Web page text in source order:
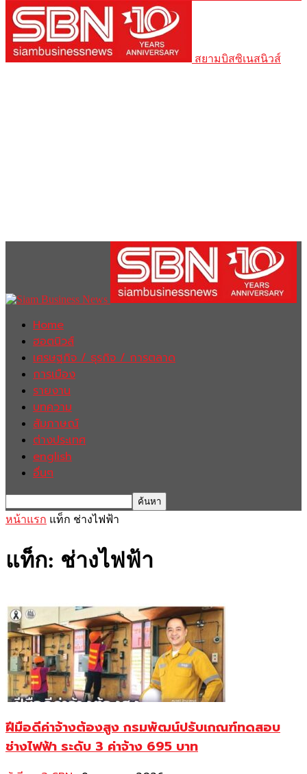
สยามบิสซิเนสนิวส์
Home
ฮอตนิวส์
เศรษฐกิจ / ธุรกิจ / การตลาด
การเมือง
รายงาน
บทความ
สัมภาษณ์
ต่างประเทศ
english
อื่นๆ
หน้าแรก แท็ก ช่างไฟฟ้า
แท็ก: ช่างไฟฟ้า
ฝีมือดีค่าจ้างต้องสูง กรมพัฒน์ปรับเกณฑ์ทดสอบ
ช่างไฟฟ้า ระดับ 3 ค่าจ้าง 695 บาท